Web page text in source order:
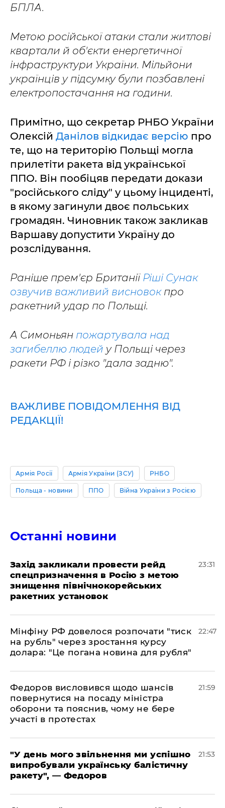
БПЛА.
Метою російської атаки стали житлові
квартали й об'єкти енергетичної
інфраструктури України. Мільйони
українців у підсумку були позбавлені
електропостачання на години.
Примітно, що секретар РНБО України
Олексій Данілов відкидає версію про
те, що на територію Польщі могла
прилетіти ракета від української
ППО. Він пообіцяв передати докази
"російського сліду" у цьому інциденті,
в якому загинули двоє польських
громадян. Чиновник також закликав
Варшаву допустити Україну до
розслідування.
Раніше прем'єр Британії Ріші Сунак
озвучив важливий висновокпро
ракетний удар по Польщі.
А Симоньян пожартувала над
загибеллю людей у Польщі через
ракети РФ і різко "дала задню".
ВАЖЛИВЕ ПОВІДОМЛЕННЯ ВІД
РЕДАКЦІЇ!
Армія Росії Армія України (ЗСУ) РНБО
Польща - новини ППО Війна України з Росією
Останні новини
​Захід закликали провести рейд
спецпризначення в Росію з метою
знищення північнокорейських
ракетних установок
23:31
​Мінфіну РФ довелося розпочати "тиск
на рубль" через зростання курсу
долара: "Це погана новина для рубля"
22:47
​Федоров висловився щодо шансів
повернутися на посаду міністра
оборони та пояснив, чому не бере
участі в протестах
21:59
​"У день мого звільнення ми успішно
випробували українську балістичну
ракету", — Федоров
21:53